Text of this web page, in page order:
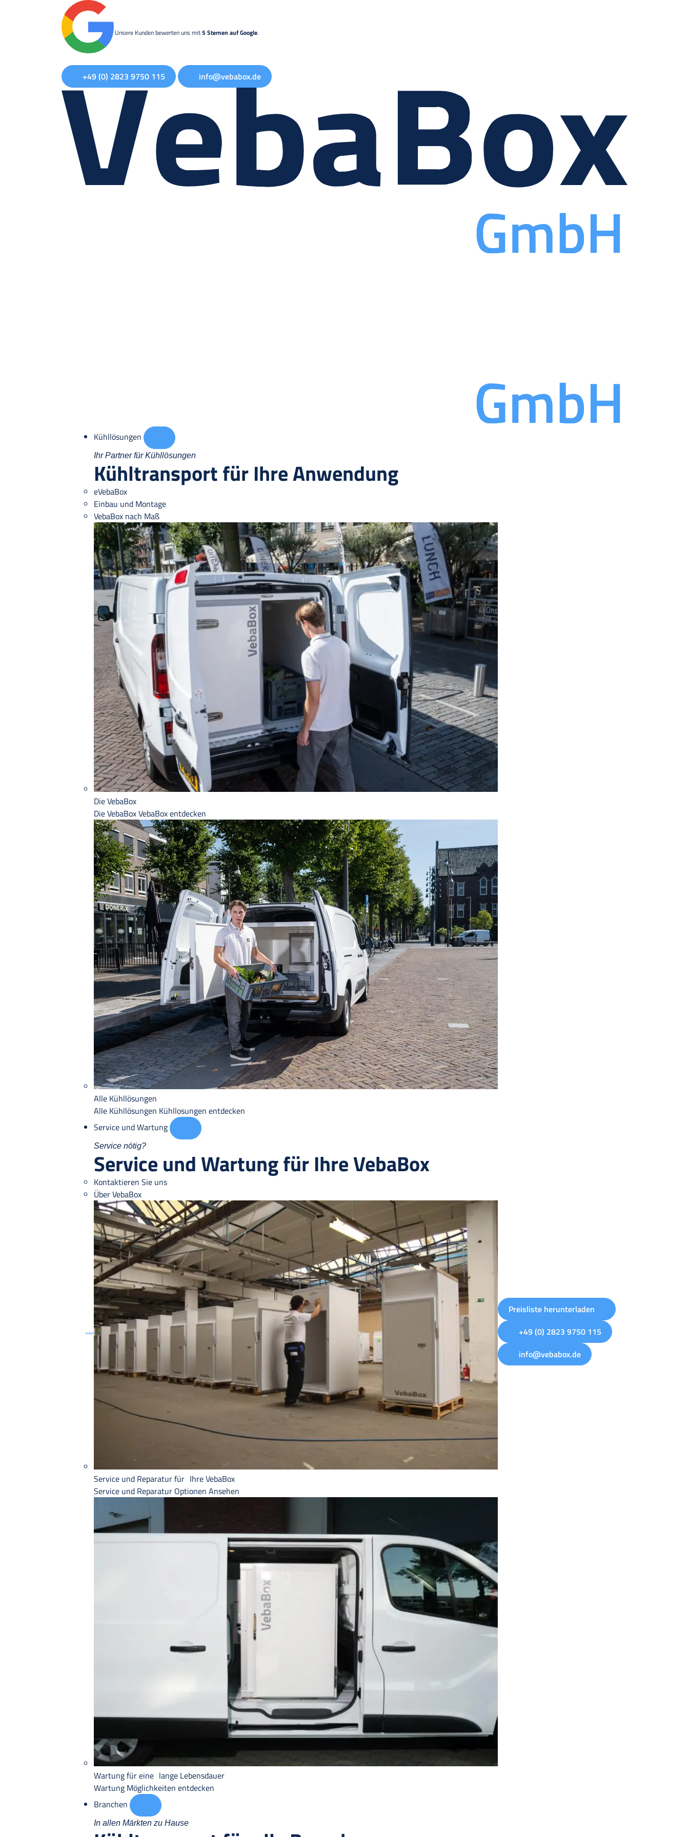
Unsere Kunden bewerten uns mit5 Sternen auf Google.
+49 (0) 2823 9750 115 info@vebabox.de
Kühllösungen
Ihr Partner für Kühllösungen
Kühltransport für Ihre Anwendung
eVebaBox
Einbau und Montage
VebaBox nach Maß
Die VebaBox
Die VebaBoxVebaBox entdecken
Alle Kühllösungen
Alle Kühllösungen Kühllosungen entdecken
Service und Wartung
Service nötig?
Service und Wartung für Ihre VebaBox
Kontaktieren Sie uns
Über VebaBox
Service und Reparatur für Ihre VebaBox
Service und Reparatur Optionen Ansehen
Wartung für eine lange Lebensdauer
Wartung Möglichkeiten entdecken
Branchen
In allen Märkten zu Hause
Preisliste herunterladen
+49 (0) 2823 9750 115
info@vebabox.de